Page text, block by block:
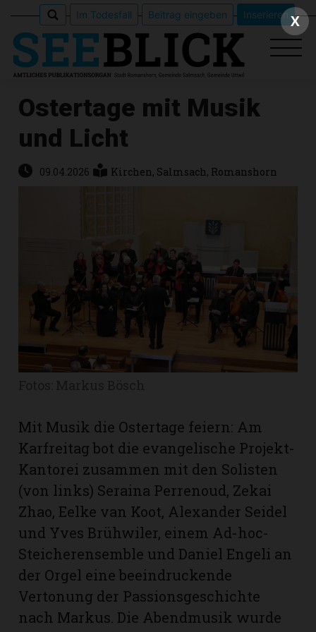
Epaper
Veranstaltungen
Romanshorn:
Mitteilungen
Im Todesfall Beitrag eingeben Inserieren
Ostertage mit Musik
und Licht
09.04.2026 Kirchen, Salmsach, Romanshorn
Mit Musik die Ostertage feiern: Am
Karfreitag bot die evangelische Projekt-
Kantorei zusammen mit den Solisten
(von links) Seraina Perrenoud, Zekai
Zhao, Eelke van Koot, Alexander Seidel
und Yves Brühwiler, einem Ad-hoc-
Steicherensemble und Daniel Engeli an
der Orgel eine beeindruckende
Vertonung der Passionsgeschichte
nach Markus. Die Abendmusik wurde
X